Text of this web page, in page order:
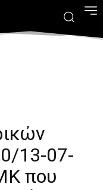
13-07-
που